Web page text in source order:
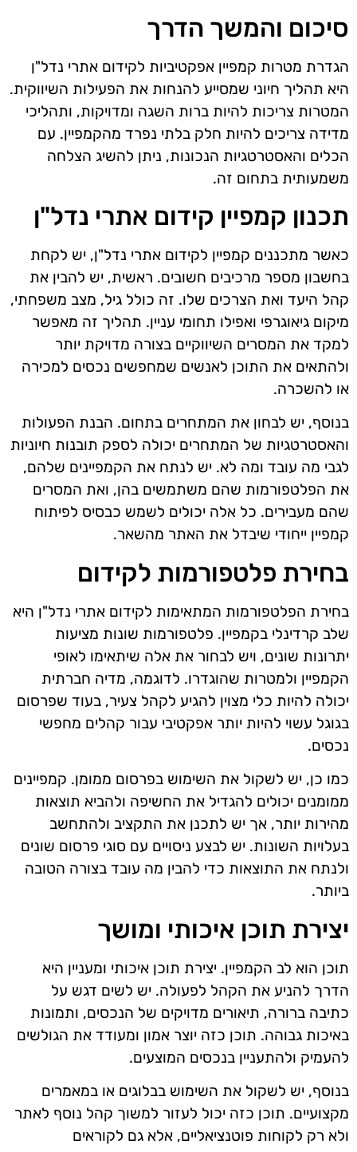
סיכום והמשך הדרך
הגדרת מטרות קמפיין אפקטיביות לקידום אתרי נדל"ן
היא תהליך חיוני שמסייע להנחות את הפעילות השיווקית.
המטרות צריכות להיות ברות השגה ומדויקות, ותהליכי
מדידה צריכים להיות חלק בלתי נפרד מהקמפיין. עם
הכלים והאסטרטגיות הנכונות, ניתן להשיג הצלחה
משמעותית בתחום זה.
תכנון קמפיין קידום אתרי נדל"ן
כאשר מתכננים קמפיין לקידום אתרי נדל"ן, יש לקחת
בחשבון מספר מרכיבים חשובים. ראשית, יש להבין את
קהל היעד ואת הצרכים שלו. זה כולל גיל, מצב משפחתי,
מיקום גיאוגרפי ואפילו תחומי עניין. תהליך זה מאפשר
למקד את המסרים השיווקיים בצורה מדויקת יותר
ולהתאים את התוכן לאנשים שמחפשים נכסים למכירה
או להשכרה.
בנוסף, יש לבחון את המתחרים בתחום. הבנת הפעולות
והאסטרטגיות של המתחרים יכולה לספק תובנות חיוניות
לגבי מה עובד ומה לא. יש לנתח את הקמפיינים שלהם,
את הפלטפורמות שהם משתמשים בהן, ואת המסרים
שהם מעבירים. כל אלה יכולים לשמש כבסיס לפיתוח
קמפיין ייחודי שיבדל את האתר מהשאר.
בחירת פלטפורמות לקידום
בחירת הפלטפורמות המתאימות לקידום אתרי נדל"ן היא
שלב קרדינלי בקמפיין. פלטפורמות שונות מציעות
יתרונות שונים, ויש לבחור את אלה שיתאימו לאופי
הקמפיין ולמטרות שהוגדרו. לדוגמה, מדיה חברתית
יכולה להיות כלי מצוין להגיע לקהל צעיר, בעוד שפרסום
בגוגל עשוי להיות יותר אפקטיבי עבור קהלים מחפשי
נכסים.
כמו כן, יש לשקול את השימוש בפרסום ממומן. קמפיינים
ממומנים יכולים להגדיל את החשיפה ולהביא תוצאות
מהירות יותר, אך יש לתכנן את התקציב ולהתחשב
בעלויות השונות. יש לבצע ניסויים עם סוגי פרסום שונים
ולנתח את התוצאות כדי להבין מה עובד בצורה הטובה
ביותר.
יצירת תוכן איכותי ומושך
תוכן הוא לב הקמפיין. יצירת תוכן איכותי ומעניין היא
הדרך להניע את הקהל לפעולה. יש לשים דגש על
כתיבה ברורה, תיאורים מדויקים של הנכסים, ותמונות
באיכות גבוהה. תוכן כזה יוצר אמון ומעודד את הגולשים
להעמיק ולהתעניין בנכסים המוצעים.
בנוסף, יש לשקול את השימוש בבלוגים או במאמרים
מקצועיים. תוכן כזה יכול לעזור למשוך קהל נוסף לאתר
ולא רק לקוחות פוטנציאליים, אלא גם לקוראים